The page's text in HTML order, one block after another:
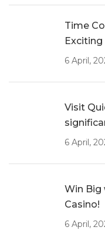
Time
6 April,
Visit
6 April,
Win Big
Casino!
6 April,